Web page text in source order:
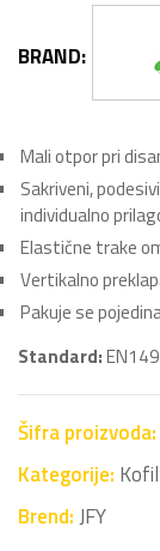
BRAND:
Mali otpor pri
Sakriveni,
individualno
Elastične trake
Vertikalno
Pakuje se
Standard:
Šifra proizvoda:
Kategorije:
Brend:JFY